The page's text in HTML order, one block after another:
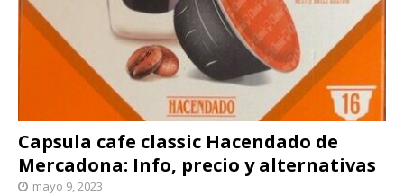
Capsula cafe classic Hacendado de
Mercadona: Info, precio y alternativas
mayo 9, 2023